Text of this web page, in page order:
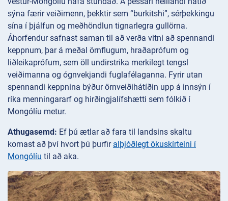
sýna færir veiðimenn, þekktir sem “burkitshi”, sérþekkingu
sína í þjálfun og meðhöndlun tignarlegra gullörna.
Áhorfendur safnast saman til að verða vitni að spennandi
keppnum, þar á meðal örnflugum, hraðaprófum og
liðleikaprófum, sem öll undirstrika merkilegt tengsl
veiðimanna og ógnvekjandi fuglafélaganna. Fyrir utan
spennandi keppnina býður örnveiðihátíðin upp á innsýn í
ríka menningararf og hirðingjalífshætti sem fólkið í
Mongólíu metur.
Athugasemd: Ef þú ætlar að fara til landsins skaltu
komast að því hvort þú þurfir alþjóðlegt ökuskírteini í
Mongólíu til að aka.